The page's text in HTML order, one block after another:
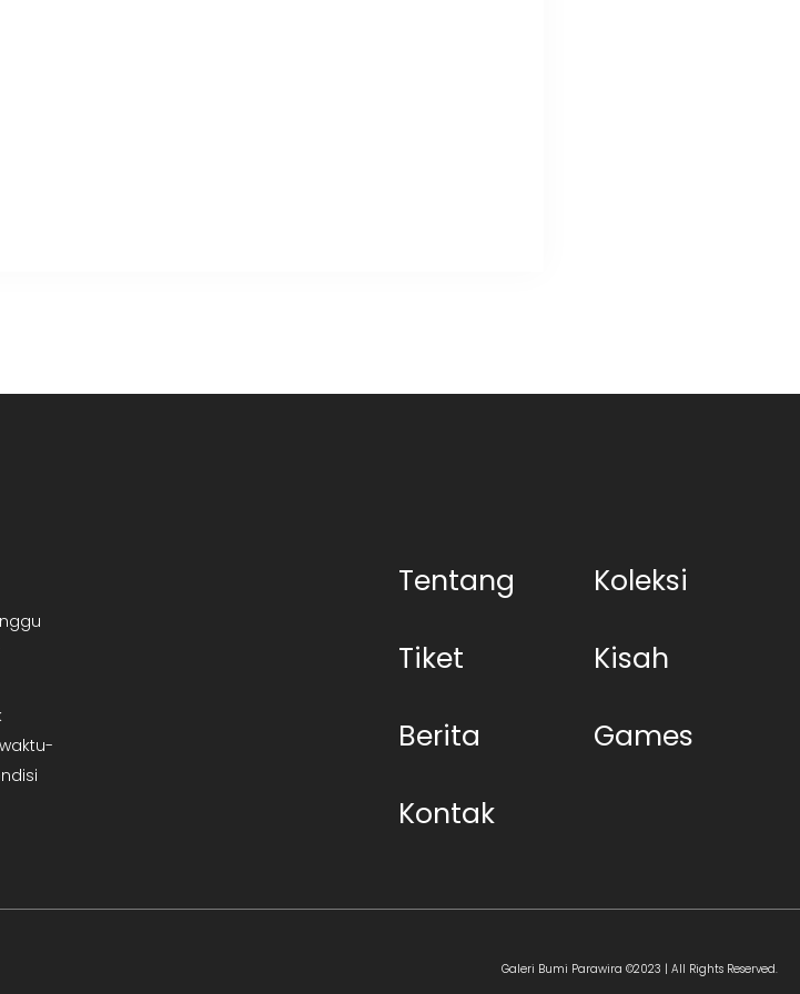
Tentang
Koleksi
Tiket
Kisah
Berita
Games
Kontak
Galeri Bumi Parawira ©2023 | All Rights Reserved.